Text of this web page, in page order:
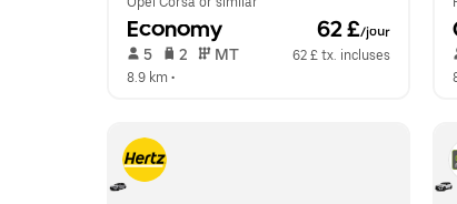
Economy 62 £/jour
5 2 MT
62 £ tx. incluses
8.9 km •